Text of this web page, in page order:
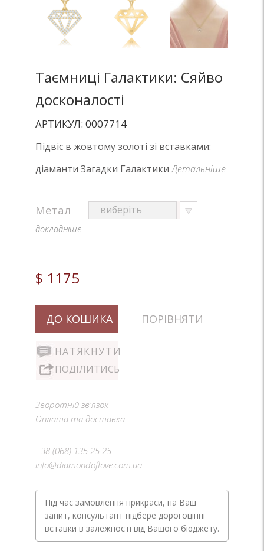
Таємниці Галактики: Сяйво
досконалості
АРТИКУЛ: 0007714
Підвіс в жовтому золоті зі вставками:
діаманти Загадки ГалактикиДетальніше
Метал
докладніше
$ 1175
ДО КОШИКА ПОРІВНЯТИ
НАТЯКНУТИ
ПОДІЛИТИСЬ
Зворотній зв'язок
Оплата та доставка
+38 (068) 135 25 25
info@diamondoflove.com.ua
Під час замовлення прикраси, на Ваш
запит, консультант підбере дорогоцінні
вставки в залежності від Вашого бюджету.